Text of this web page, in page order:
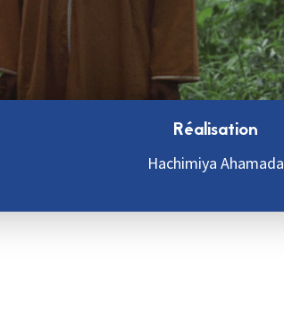
Réalisation
Hachimiya Ahamada